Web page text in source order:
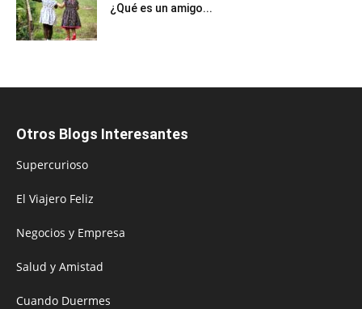
¿Qué es un amigo...
Otros Blogs Interesantes
Supercurioso
El Viajero Feliz
Negocios y Empresa
Salud y Amistad
Cuando Duermes